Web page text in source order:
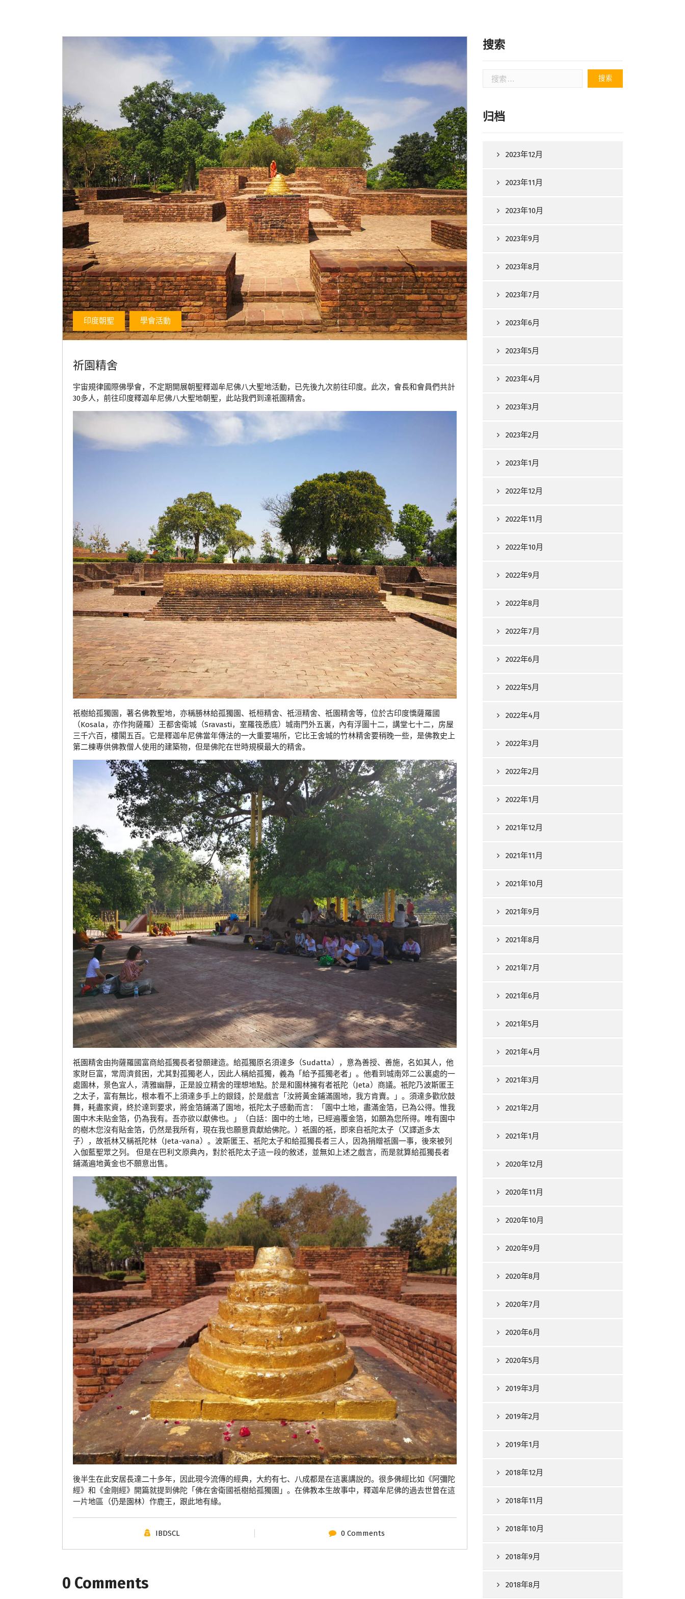
印度朝聖 學會活動
祈園精舍
宇宙規律國際佛學會，不定期開展朝聖釋迦牟尼佛八大聖地活動，已先後九次前往印度。此次，會長和會員們共計
30多人，前往印度釋迦牟尼佛八大聖地朝聖，此站我們到達祇園精舍。
祇樹給孤獨園，著名佛教聖地，亦稱勝林給孤獨園、祗桓精舍、祗洹精舍、祗園精舍等，位於古印度憍薩羅國
（Kosala，亦作拘薩羅）王都舍衛城（Sravasti，室羅筏悉底）城南門外五裏，內有浮圖十二，講堂七十二，房屋
三千六百，樓閣五百。它是釋迦牟尼佛當年傳法的一大重要場所，它比王舍城的竹林精舍要稍晚一些，是佛教史上
第二棟專供佛教僧人使用的建築物，但是佛陀在世時規模最大的精舍。
祇園精舍由拘薩羅國富商給孤獨長者發願建造。給孤獨原名須達多（Sudatta），意為善授、善施，名如其人，他
家財巨富，常周濟貧困，尤其對孤獨老人，因此人稱給孤獨，義為「給予孤獨老者」。他看到城南郊二公裏處的一
處園林，景色宜人，清雅幽靜，正是設立精舍的理想地點。於是和園林擁有者祇陀（Jeta）商議。祇陀乃波斯匿王
之太子，富有無比，根本看不上須達多手上的銀錢，於是戲言「汝將黃金鋪滿園地，我方肯賣。」。須達多歡欣鼓
舞，耗盡家資，終於達到要求，將金箔鋪滿了園地，祇陀太子感動而言：「園中土地，盡滿金箔，已為公得。惟我
園中木未貼金箔，仍為我有。吾亦欲以獻佛也。」（白話：園中的土地，已經遍覆金箔，如願為您所得。唯有園中
的樹木您沒有貼金箔，仍然是我所有，現在我也願意貢獻給佛陀。）祇園的祇，即來自祇陀太子（又譯逝多太
子），故祇林又稱祇陀林（Jeta-vana）。波斯匿王、祇陀太子和給孤獨長者三人，因為捐贈祇園一事，後來被列
入伽藍聖眾之列。 但是在巴利文原典內，對於祇陀太子這一段的敘述，並無如上述之戲言，而是就算給孤獨長者
鋪滿遍地黃金也不願意出售。
後半生在此安居長達二十多年，因此現今流傳的經典，大約有七、八成都是在這裏講說的。很多佛經比如《阿彌陀
經》和《金剛經》開篇就提到佛陀「佛在舍衛國祇樹給孤獨園」。在佛教本生故事中，釋迦牟尼佛的過去世曾在這
一片地區（仍是園林）作鹿王，跟此地有緣。
IBDSCL 0 Comments
0 Comments
搜索
索：
归档
2023年12月
2023年11月
2023年10月
2023年9月
2023年8月
2023年7月
2023年6月
2023年5月
2023年4月
2023年3月
2023年2月
2023年1月
2022年12月
2022年11月
2022年10月
2022年9月
2022年8月
2022年7月
2022年6月
2022年5月
2022年4月
2022年3月
2022年2月
2022年1月
2021年12月
2021年11月
2021年10月
2021年9月
2021年8月
2021年7月
2021年6月
2021年5月
2021年4月
2021年3月
2021年2月
2021年1月
2020年12月
2020年11月
2020年10月
2020年9月
2020年8月
2020年7月
2020年6月
2020年5月
2019年3月
2019年2月
2019年1月
2018年12月
2018年11月
2018年10月
2018年9月
2018年8月